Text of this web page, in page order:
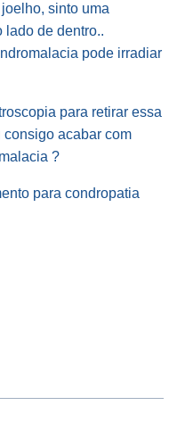
sinto uma
lado de dentro..
pode irradiar
para retirar essa
acabar com
?
para condropatia